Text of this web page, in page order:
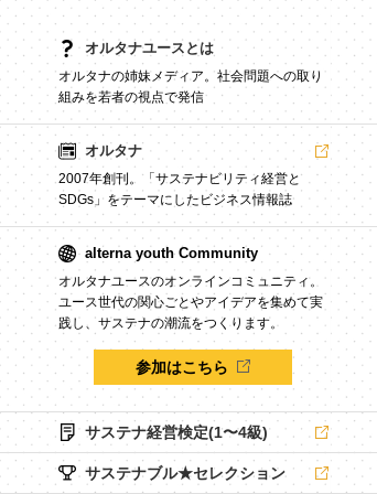
オルタナユースとは
オルタナの姉妹メディア。社会問題への取り
組みを若者の視点で発信
オルタナ
2007年創刊。「サステナビリティ経営と
SDGs」をテーマにしたビジネス情報誌
alterna youth Community
オルタナユースのオンラインコミュニティ。
ユース世代の関心ごとやアイデアを集めて実
践し、サステナの潮流をつくります。
参加はこちら
サステナ経営検定(1〜4級)
サステナブル★セレクション